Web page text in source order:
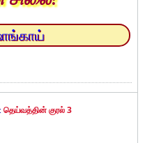
தெய்வத்தின் குரல் 3